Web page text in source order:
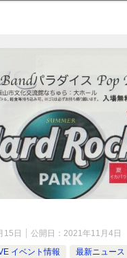
15日 公開日： 2021年11月4日
イベント情報 最新ニュース